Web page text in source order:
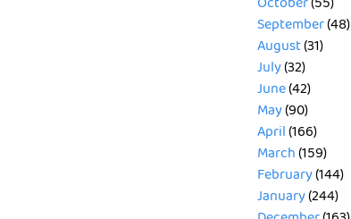
September(48)
August(31)
July(32)
June(42)
May(90)
April(166)
March(159)
February(144)
January(244)